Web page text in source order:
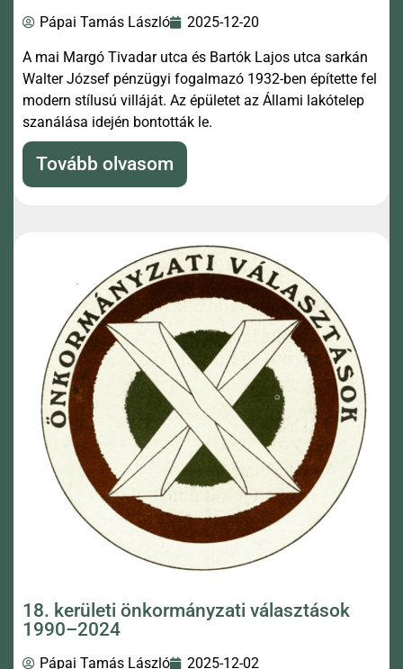
Pápai Tamás László 2025-12-20
A mai Margó Tivadar utca és Bartók Lajos utca sarkán
Walter József pénzügyi fogalmazó 1932-ben építette fel
modern stílusú villáját. Az épületet az Állami lakótelep
szanálása idején bontották le.
Tovább olvasom
18. kerületi önkormányzati választások
1990–2024
Pápai Tamás László 2025-12-02